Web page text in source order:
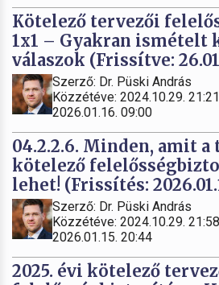
Kötelező tervezői
1x1 – Gyakran ismételt
válaszok (Frissítve:
Szerző: Dr. Püski András
Közzétéve: 2024.10.29.
2026.01.16. 09:00
04.2.2.6. Minden, amit a
kötelező
lehet! (Frissítés:
Szerző: Dr. Püski András
Közzétéve: 2024.10.29.
2026.01.15. 20:44
2025. évi kötelező